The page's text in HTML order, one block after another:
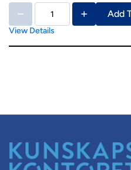
Add
View Details